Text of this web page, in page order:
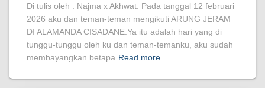
Di tulis oleh : Najma x Akhwat. Pada tanggal 12 februari
2026 aku dan teman-teman mengikuti ARUNG JERAM
DI ALAMANDA CISADANE.Ya itu adalah hari yang di
tunggu-tunggu oleh ku dan teman-temanku, aku sudah
membayangkan betapa Read more…